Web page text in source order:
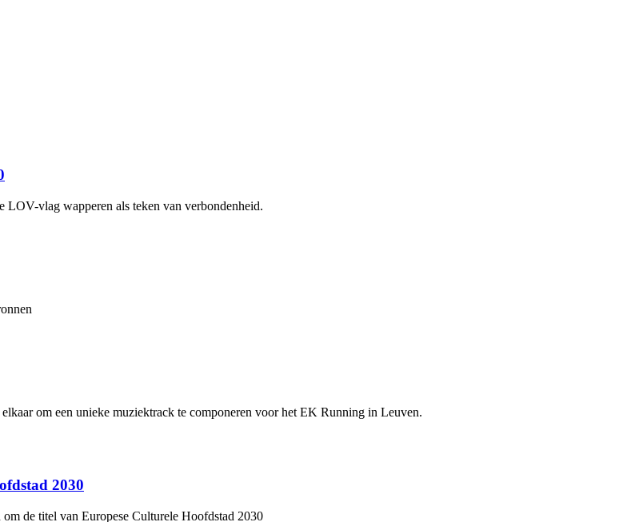
LOV-vlag wapperen als teken van verbondenheid.
om een unieke muziektrack te componeren voor het EK Running in Leuven.
2030
de titel van Europese Culturele Hoofdstad 2030